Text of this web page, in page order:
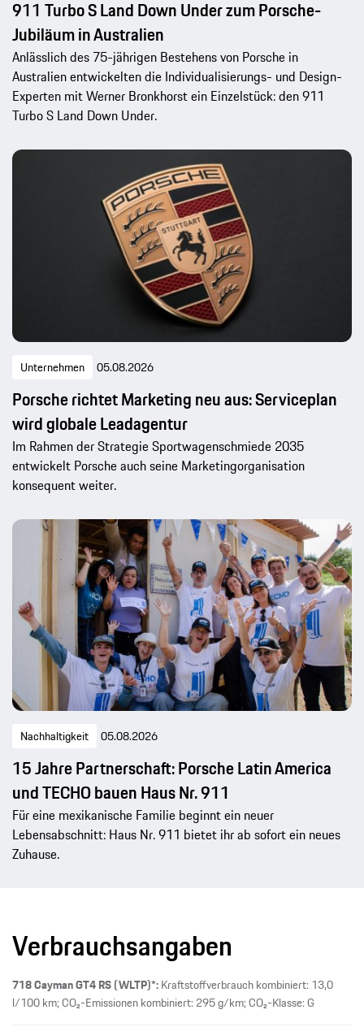
911 Turbo S Land Down Under zum Porsche-
Jubiläum in Australien
Anlässlich des 75-jährigen Bestehens von Porsche in
Australien entwickelten die Individualisierungs- und Design-
Experten mit Werner Bronkhorst ein Einzelstück: den 911
Turbo S Land Down Under.
Unternehmen 05.08.2026
Porsche richtet Marketing neu aus: Serviceplan
wird globale Leadagentur
Im Rahmen der Strategie Sportwagenschmiede 2035
entwickelt Porsche auch seine Marketingorganisation
konsequent weiter.
Nachhaltigkeit 05.08.2026
15 Jahre Partnerschaft: Porsche Latin America
und TECHO bauen Haus Nr. 911
Für eine mexikanische Familie beginnt ein neuer
Lebensabschnitt: Haus Nr. 911 bietet ihr ab sofort ein neues
Zuhause.
Verbrauchsangaben
718 Cayman GT4 RS (WLTP)*:Kraftstoffverbrauch kombiniert: 13,0
l/100 km; CO₂-Emissionen kombiniert: 295 g/km; CO₂-Klasse: G